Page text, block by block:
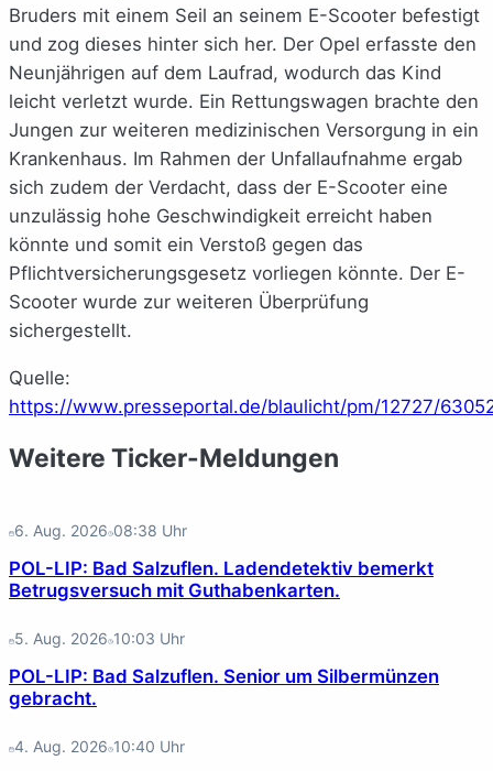
Bruders mit einem Seil an seinem E-Scooter befestigt
und zog dieses hinter sich her. Der Opel erfasste den
Neunjährigen auf dem Laufrad, wodurch das Kind
leicht verletzt wurde. Ein Rettungswagen brachte den
Jungen zur weiteren medizinischen Versorgung in ein
Krankenhaus. Im Rahmen der Unfallaufnahme ergab
sich zudem der Verdacht, dass der E-Scooter eine
unzulässig hohe Geschwindigkeit erreicht haben
könnte und somit ein Verstoß gegen das
Pflichtversicherungsgesetz vorliegen könnte. Der E-
Scooter wurde zur weiteren Überprüfung
sichergestellt.
Quelle:
https://www.presseportal.de/blaulicht/pm/12727/
Weitere Ticker-Meldungen
6. Aug. 2026 08:38 Uhr
POL-LIP: Bad Salzuflen. Ladendetektiv bemerkt
Betrugsversuch mit Guthabenkarten.
5. Aug. 2026 10:03 Uhr
POL-LIP: Bad Salzuflen. Senior um Silbermünzen
gebracht.
4. Aug. 2026 10:40 Uhr